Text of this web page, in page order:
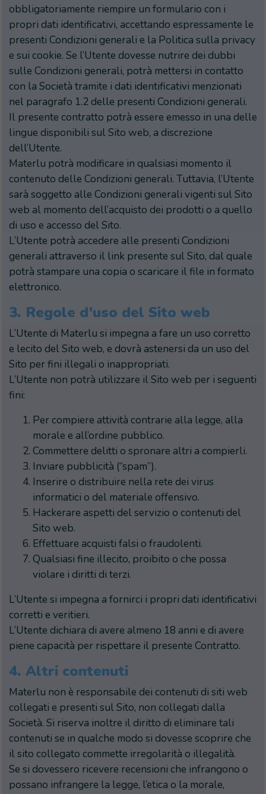
obbligatoriamente riempire un formulario con i
propri dati identificativi, accettando espressamente le
presenti Condizioni generali e la Politica sulla privacy
e sui cookie. Se l’Utente dovesse nutrire dei dubbi
sulle Condizioni generali, potrà mettersi in contatto
con la Società tramite i dati identificativi menzionati
nel paragrafo 1.2 delle presenti Condizioni generali.
Il presente contratto potrà essere emesso in una delle
lingue disponibili sul Sito web, a discrezione
dell’Utente.
Materlu potrà modificare in qualsiasi momento il
contenuto delle Condizioni generali. Tuttavia, l’Utente
sarà soggetto alle Condizioni generali vigenti sul Sito
web al momento dell’acquisto dei prodotti o a quello
di uso e accesso del Sito.
L’Utente potrà accedere alle presenti Condizioni
generali attraverso il link presente sul Sito, dal quale
potrà stampare una copia o scaricare il file in formato
elettronico.
3. Regole d’uso del Sito web
L’Utente di Materlu si impegna a fare un uso corretto
e lecito del Sito web, e dovrà astenersi da un uso del
Sito per fini illegali o inappropriati.
L’Utente non potrà utilizzare il Sito web per i seguenti
fini:
Per compiere attività contrarie alla legge, alla
morale e all’ordine pubblico.
Commettere delitti o spronare altri a compierli.
Inviare pubblicità (“spam”).
Inserire o distribuire nella rete dei virus
informatici o del materiale offensivo.
Hackerare aspetti del servizio o contenuti del
Sito web.
Effettuare acquisti falsi o fraudolenti.
Qualsiasi fine illecito, proibito o che possa
violare i diritti di terzi.
L’Utente si impegna a fornirci i propri dati identificativi
corretti e veritieri.
L’Utente dichiara di avere almeno 18 anni e di avere
piene capacità per rispettare il presente Contratto.
4. Altri contenuti
Materlu non è responsabile dei contenuti di siti web
collegati e presenti sul Sito, non collegati dalla
Società. Si riserva inoltre il diritto di eliminare tali
contenuti se in qualche modo si dovesse scoprire che
il sito collegato commette irregolarità o illegalità.
Se si dovessero ricevere recensioni che infrangono o
possano infrangere la legge, l’etica o la morale,